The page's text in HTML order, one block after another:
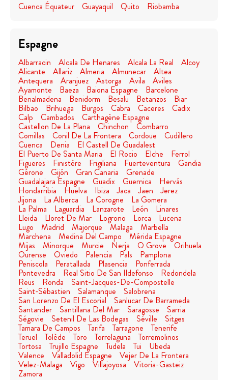
Cuenca Équateur Guayaquil Quito Riobamba
Espagne
Albarracin Alcala De Henares Alcala La Real Alcoy
Alicante Allariz Almeria Almunecar Altea
Antequera Aranjuez Astorga Avila Aviles
Ayamonte Baeza Baiona Espagne Barcelone
Benalmadena Benidorm Besalu Betanzos Biar
Bilbao Brihuega Burgos Cabra Caceres Cadix
Calp Cambados Carthagène Espagne
Castellon De La Plana Chinchon Combarro
Comillas Conil De La Frontera Cordoue Cudillero
Cuenca Denia El Castell De Guadalest
El Puerto De Santa Maria El Rocio Elche Ferrol
Figueres Finistère Frigiliana Fuerteventura Gandia
Gérone Gijón Gran Canaria Grenade
Guadalajara Espagne Guadix Guernica Hervás
Hondarribia Huelva Ibiza Jaca Jaen Jerez
Jijona La Alberca La Corogne La Gomera
La Palma Laguardia Lanzarote León Linares
Lleida Lloret De Mar Logrono Lorca Lucena
Lugo Madrid Majorque Malaga Marbella
Marchena Medina Del Campo Mérida Espagne
Mijas Minorque Murcie Nerja O Grove Orihuela
Ourense Oviedo Palencia Pals Pamplona
Peniscola Peratallada Plasencia Ponferrada
Pontevedra Real Sitio De San Ildefonso Redondela
Reus Ronda Saint-Jacques-De-Compostelle
Saint-Sébastien Salamanque Salobrena
San Lorenzo De El Escorial Sanlucar De Barrameda
Santander Santillana Del Mar Saragosse Sarria
Ségovie Setenil De Las Bodegas Séville Sitges
Tamara De Campos Tarifa Tarragone Tenerife
Teruel Tolède Toro Torrelaguna Torremolinos
Tortosa Trujillo Espagne Tudela Tui Ubeda
Valence Valladolid Espagne Vejer De La Frontera
Velez-Malaga Vigo Villajoyosa Vitoria-Gasteiz
Zamora